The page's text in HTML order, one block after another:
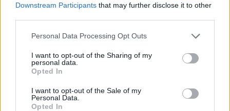
Downstream Participants that may further disclose it to other
Personal Data Processing Opt Outs
I want to opt-out of the Sharing of my
personal data.
Opted In
I want to opt-out of the Sale of my
Personal Data.
Opted In